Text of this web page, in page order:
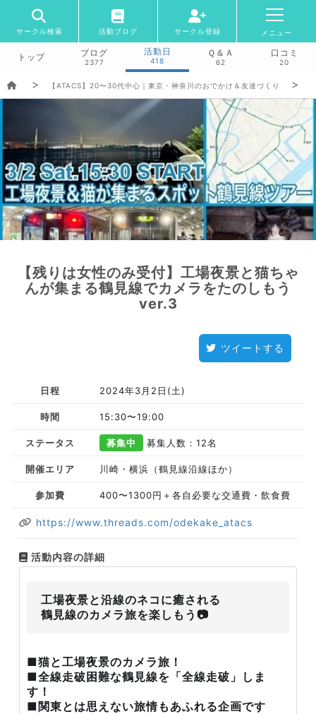
サークル検索 活動ブログ サークル登録 メニュー
トップ ブログ
2377
活動日
418
Ｑ＆Ａ
62
口コミ
20
【ATACS】20〜30代中心｜東京・神奈川のおでかけ＆友達づくり
【残りは女性のみ受付】工場夜景と猫ちゃ
んが集まる鶴見線でカメラをたのしもう
ver.3
ツイートする
日程 2024年3月2日(土)
時間 15:30〜19:00
ステータス 募集中 募集人数：12名
開催エリア 川崎・横浜（鶴見線沿線ほか）
参加費 400〜1300円＋各自必要な交通費・飲食費
https://www.threads.com/odekake_atacs
活動内容の詳細
工場夜景と沿線のネコに癒される
鶴見線のカメラ旅を楽しもう📷
■猫と工場夜景のカメラ旅！
■全線走破困難な鶴見線を「全線走破」しま
す！
■関東とは思えない旅情もあふれる企画です